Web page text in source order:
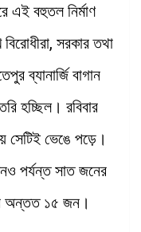
এই বহুতল নির্মাণ
সরকার তথা
ব্যানার্জি বাগান
হচ্ছিল। রবিবার
সেটিই ভেঙে পড়ে।
পর্যন্ত সাত জনের
অন্তত ১৫ জন।